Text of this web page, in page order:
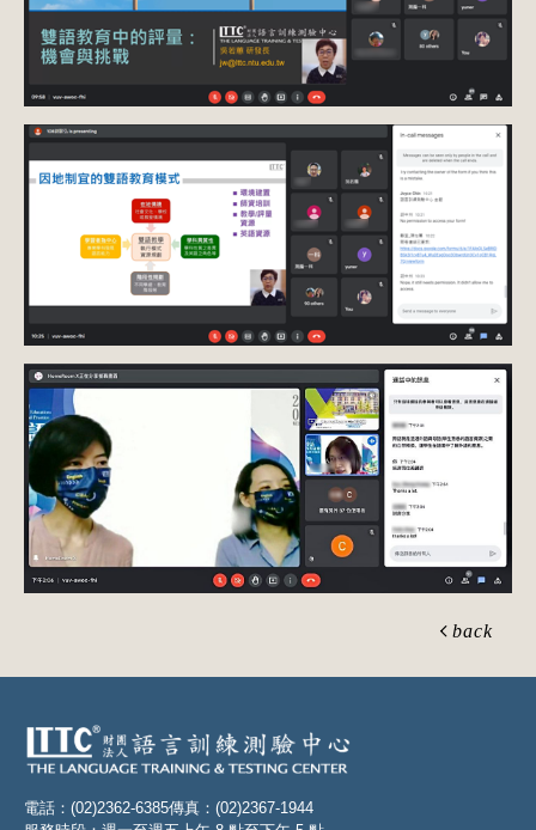
back
電話：(02)2362-6385傳真：(02)2367-1944